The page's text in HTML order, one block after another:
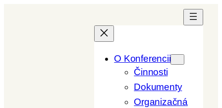
O Konferencii
Činnosti
Dokumenty
Organizačná